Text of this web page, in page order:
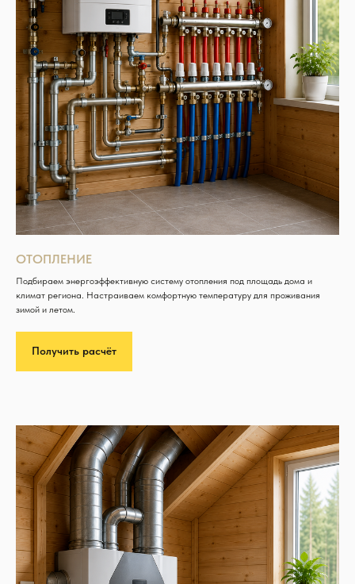
ОТОПЛЕНИЕ
Подбираем энергоэффективную систему отопления под площадь дома и
климат региона. Настраиваем комфортную температуру для проживания
зимой и летом.
Получить расчёт